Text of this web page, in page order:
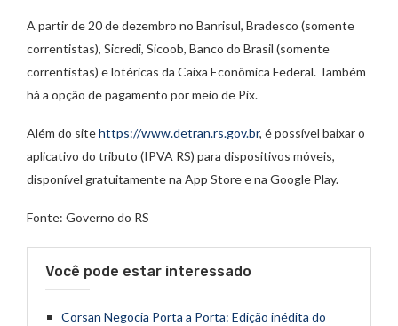
A partir de 20 de dezembro no Banrisul, Bradesco (somente
correntistas), Sicredi, Sicoob, Banco do Brasil (somente
correntistas) e lotéricas da Caixa Econômica Federal. Também
há a opção de pagamento por meio de Pix.
Além do sitehttps://www.detran.rs.gov.br, é possível baixar o
aplicativo do tributo (IPVA RS) para dispositivos móveis,
disponível gratuitamente na App Store e na Google Play.
Fonte: Governo do RS
Você pode estar interessado
Corsan Negocia Porta a Porta: Edição inédita do